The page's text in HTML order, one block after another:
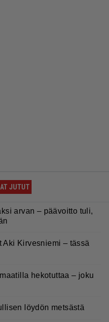
JUTUT
arvan – päävoitto tuli,
Aki Kirvesniemi – tässä
hekotuttaa – joku
löydön metsästä